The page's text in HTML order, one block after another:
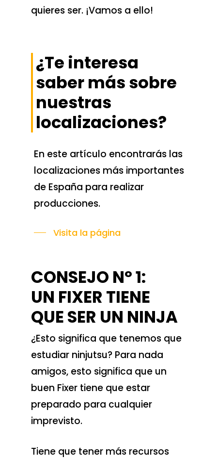
quieres ser. ¡Vamos a ello!
¿Te interesa
saber más sobre
nuestras
localizaciones?
En este artículo encontrarás las
localizaciones más importantes
de España para realizar
producciones.
Visita la página
CONSEJO Nº 1:
UN FIXER TIENE
QUE SER UN NINJA
¿Esto significa que tenemos que
estudiar ninjutsu? Para nada
amigos, esto significa que un
buen Fixer tiene que estar
preparado para cualquier
imprevisto.
Tiene que tener más recursos